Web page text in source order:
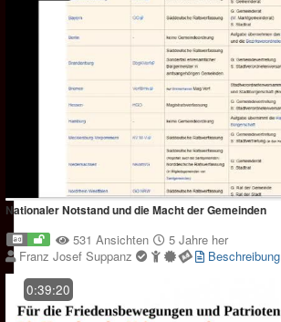
Nationaler Notstand und die Macht der Gemeinden
531 Ansichten
5 Jahre her
Franz Josef Suppanz
Beschreibung
0:39:20